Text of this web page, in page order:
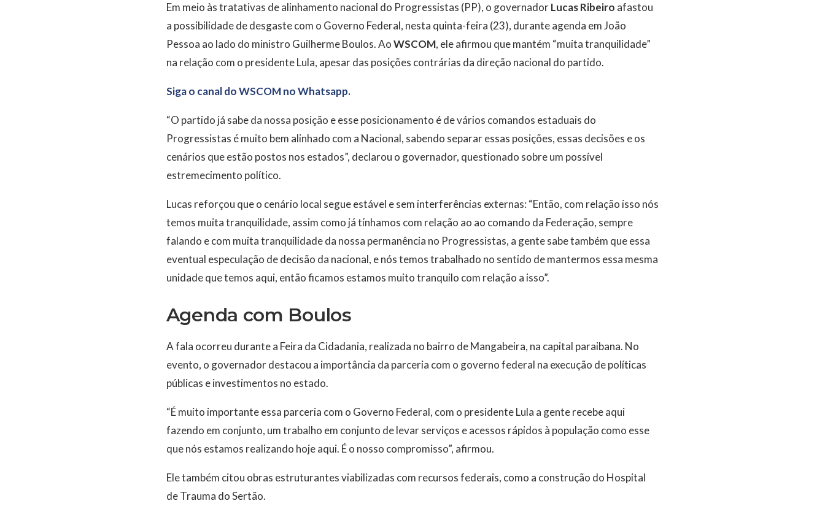
Em meio às tratativas de alinhamento nacional do Progressistas (PP), o governadorLucas Ribeiro afastou
a possibilidade de desgaste com o Governo Federal, nesta quinta-feira (23), durante agenda em João
Pessoa ao lado do ministro Guilherme Boulos. AoWSCOM, ele afirmou que mantém “muita tranquilidade”
na relação com o presidente Lula, apesar das posições contrárias da direção nacional do partido.
Siga o canal do WSCOM no Whatsapp.
“O partido já sabe da nossa posição e esse posicionamento é de vários comandos estaduais do
Progressistas é muito bem alinhado com a Nacional, sabendo separar essas posições, essas decisões e os
cenários que estão postos nos estados”, declarou o governador, questionado sobre um possível
estremecimento político.
Lucas reforçou que o cenário local segue estável e sem interferências externas: “Então, com relação isso nós
temos muita tranquilidade, assim como já tínhamos com relação ao ao comando da Federação, sempre
falando e com muita tranquilidade da nossa permanência no Progressistas, a gente sabe também que essa
eventual especulação de decisão da nacional, e nós temos trabalhado no sentido de mantermos essa mesma
unidade que temos aqui, então ficamos estamos muito tranquilo com relação a isso”.
Agenda com Boulos
A fala ocorreu durante a Feira da Cidadania, realizada no bairro de Mangabeira, na capital paraibana. No
evento, o governador destacou a importância da parceria com o governo federal na execução de políticas
públicas e investimentos no estado.
“É muito importante essa parceria com o Governo Federal, com o presidente Lula a gente recebe aqui
fazendo em conjunto, um trabalho em conjunto de levar serviços e acessos rápidos à população como esse
que nós estamos realizando hoje aqui. É o nosso compromisso”, afirmou.
Ele também citou obras estruturantes viabilizadas com recursos federais, como a construção do Hospital
de Trauma do Sertão.